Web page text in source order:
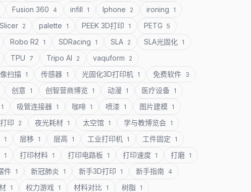
Fusion 360 4 infill 1 Iphone 2 ironing 1
2 palette 1 PEEK 3D打印 1 PETG 5
Robo R2 1 SDRacing 1 SLA 2 SLA光固化 1
TPU 7 Tripo AI 2 vaquform 2
扫描 1 传感器 1 光固化3D打印机 1 免费软件 3
创意 1 创智营商博览 1 动漫 1 医疗设备 1
1 吸管连接器 1 咖啡 1 喷漆 1 图片建模 1
印 2 夜光耗材 1 太空馆 1 学与教博览会 1
1 层移 1 层高 1 工业打印机 1 工件固定 1
1 打印材料 1 打印电路板 1 打印速度 1 打磨 1
件 1 新冠肺炎 1 新手3D打印 1 新手指南 4
1 权力游戏 1 材料对比 1 树脂 1